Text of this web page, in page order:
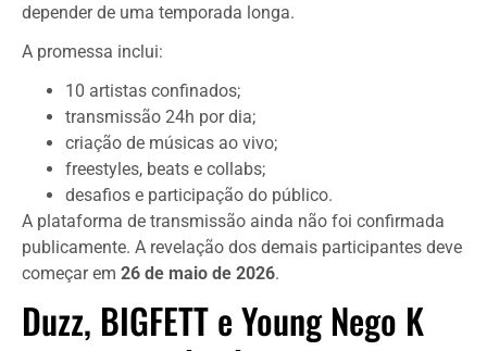
depender de uma temporada longa.
A promessa inclui:
10 artistas confinados;
transmissão 24h por dia;
criação de músicas ao vivo;
freestyles, beats e collabs;
desafios e participação do público.
A plataforma de transmissão ainda não foi confirmada
publicamente. A revelação dos demais participantes deve
começar em 26 de maio de 2026.
Duzz, BIGFETT e Young Nego K